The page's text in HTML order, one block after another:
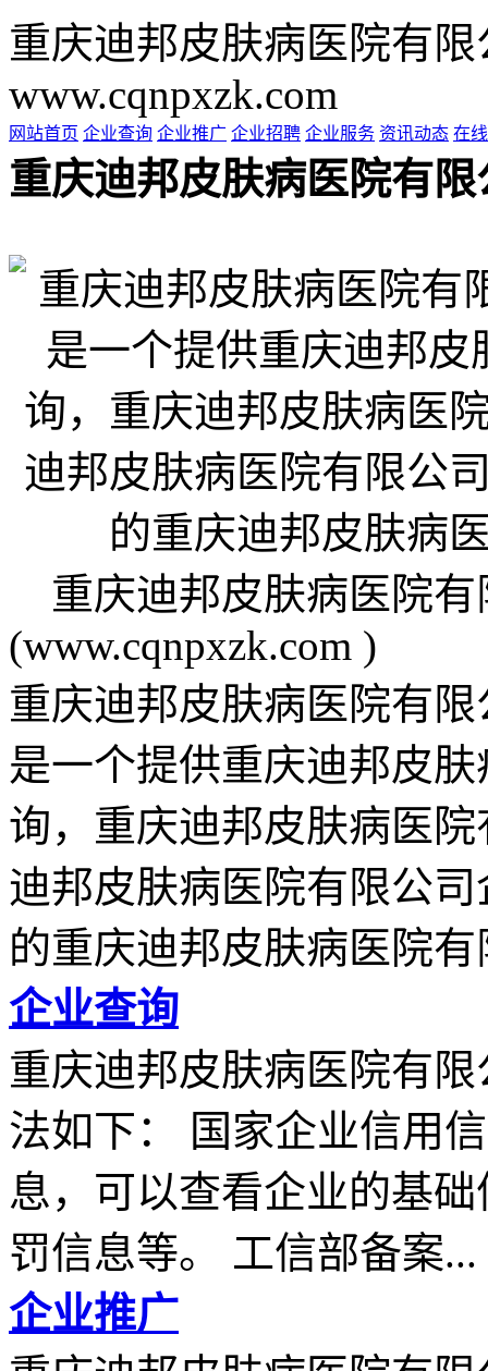
重庆迪邦皮肤病医院有
www.cqnpxzk.com
网站首页 企业查询 企业推广 企业招聘 企业服务 资讯动态 在
重庆迪邦皮肤病医院有
重庆迪邦皮肤病医院有
(www.cqnpxzk.com )
重庆迪邦皮肤病医院有限
是一个提供重庆迪邦皮
询，重庆迪邦皮肤病医
迪邦皮肤病医院有限公
的重庆迪邦皮肤病医院
企业查询
重庆迪邦皮肤病医院有
法如下： 国家企业信用
息，可以查看企业的基
罚信息等。 工信部备案...
企业推广